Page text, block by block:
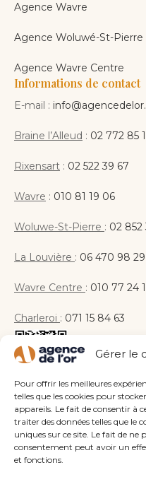
Gérer le
Pour offrir les meilleures
telles que les cookies pour
appareils. Le fait de consentir à
traiter des données telles que le
uniques sur ce site. Le fait de ne
consentement peut avoir un
et fonctions.
Agence Wavre
Agence Woluwé-St-Pierre
Agence Wavre Centre
Informations de contact
E-mail :
Braine l’Alleud : 02 772 85
Rixensart : 02 522 39 67
Wavre : 010 81 19 06
Woluwe-St-Pierre : 02 852
La Louvière : 06 470 98 29
Wavre Centre : 010 77 24
Charleroi : 071 15 84 63
Horaires
Lundi : 10h – 18h
Mardi : 10h – 18h
Mercredi : 10h – 18h
Jeudi : 10h – 18h